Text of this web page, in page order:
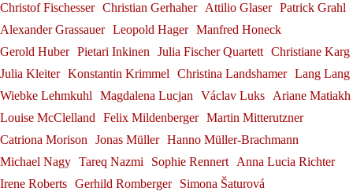
Andrè Schuen at the Salzburg
Festival
Andrè Schuen
Debut: Konstantin Krimmel &
Ammiel Bushakevitz at the
Salzburg Festival
Konstantin Krimmel
Christof Fischesser Christian Gerhaher Attilio Glaser Patrick Grahl
Alexander Grassauer Leopold Hager Manfred Honeck
Gerold Huber Pietari Inkinen Julia Fischer Quartett Christiane Karg
Julia Kleiter Konstantin Krimmel Christina Landshamer Lang Lang
Wiebke Lehmkuhl
Magdalena Lucjan Václav Luks
Ariane Matiakh
Louise McClelland
Felix Mildenberger Martin Mitterutzner
Catriona Morison
Jonas Müller Hanno Müller-Brachmann
Michael Nagy Tareq Nazmi Sophie Rennert
Anna Lucia Richter
Irene Roberts Gerhild Romberger
Simona Šaturová